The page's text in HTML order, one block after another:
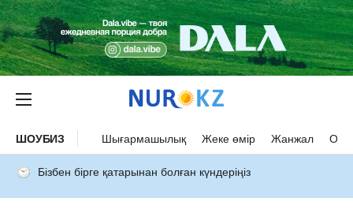
ШОУБИЗ Шығармашылық Жеке өмір Жанжал
Бізбен бірге қатарынан болған күндеріңіз